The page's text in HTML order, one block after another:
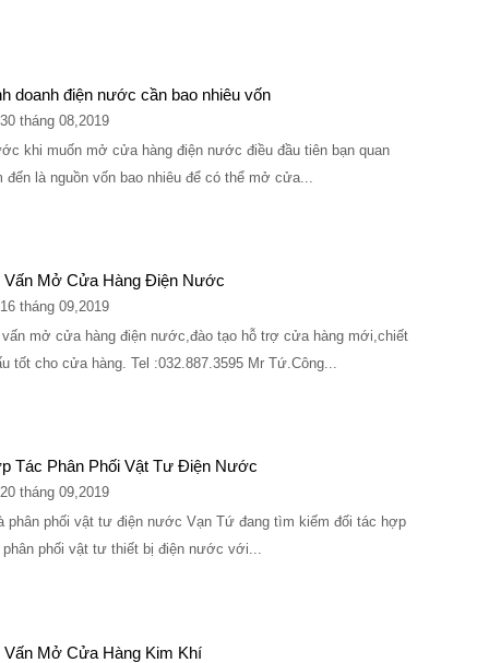
doanh điện nước cần bao nhiêu vốn
30 tháng 08,2019
khi muốn mở cửa hàng điện nước điều đầu tiên bạn quan
đến là nguồn vốn bao nhiêu để có thể mở cửa...
Vấn Mở Cửa Hàng Điện Nước
16 tháng 09,2019
mở cửa hàng điện nước,đào tạo hỗ trợ cửa hàng mới,chiết
tốt cho cửa hàng. Tel :032.887.3595 Mr Tứ.Công...
Tác Phân Phối Vật Tư Điện Nước
20 tháng 09,2019
phân phối vật tư điện nước Vạn Tứ đang tìm kiếm đối tác hợp
phân phối vật tư thiết bị điện nước với...
Vấn Mở Cửa Hàng Kim Khí